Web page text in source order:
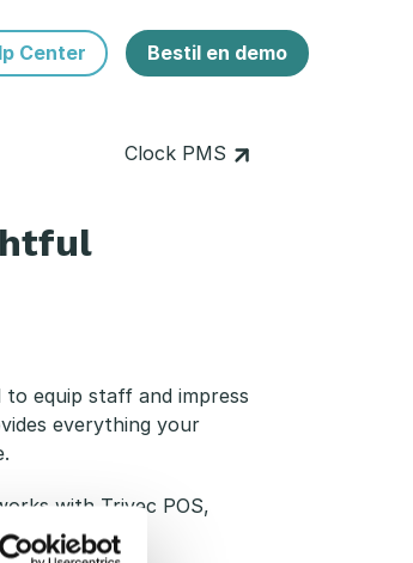
Center Bestil en demo
Clock PMS
equip staff and impress
everything your
with Trivec POS,